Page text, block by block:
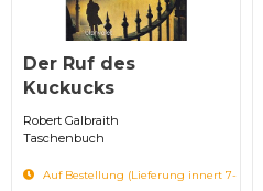
Der Ruf des
Kuckucks
Robert Galbraith
Taschenbuch
Auf Bestellung (Lieferung innert 7-